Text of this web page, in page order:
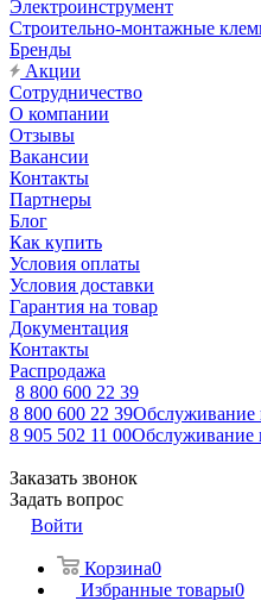
Электроинструмент
Строительно-монтажные
Бренды
Акции
Сотрудничество
О компании
Отзывы
Вакансии
Контакты
Партнеры
Блог
Как купить
Условия оплаты
Условия доставки
Гарантия на товар
Документация
Контакты
Распродажа
8 800 600 22 39
8 800 600 22 39Обслуживание
8 905 502 11 00Обслуживание
Заказать звонок
Задать вопрос
Войти
Корзина0
Избранные товары0